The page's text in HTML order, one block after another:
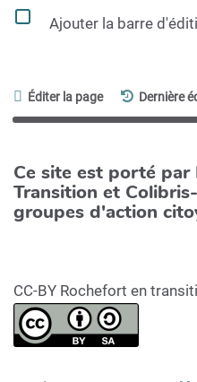
Ajouter la barre
Éditer la page Dernière
Ce site est porté par
Transition et
groupes d'action
CC-BY Rochefort en